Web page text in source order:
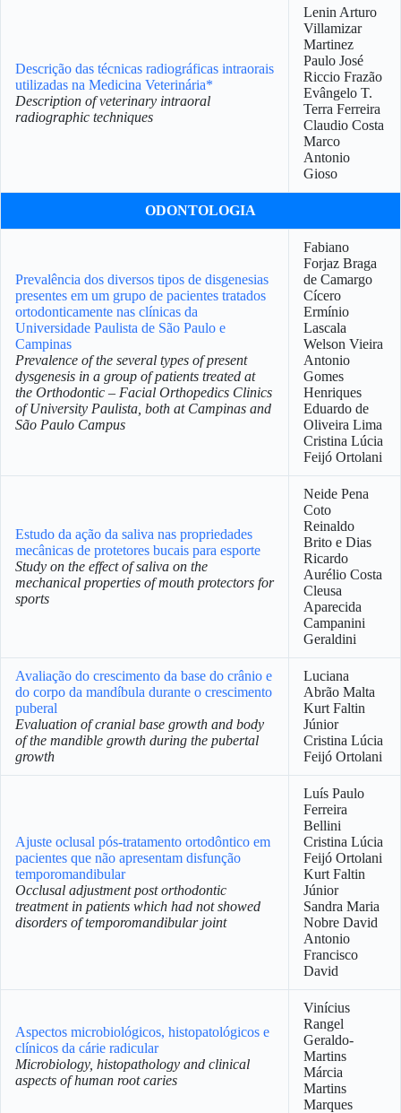
Descrição das técnicas radiográficas intraorais
utilizadas na Medicina Veterinária*
Description of veterinary intraoral
radiographic techniques
Lenin Arturo
Villamizar
Martinez
Paulo José
Riccio Frazão
Evângelo T.
Terra Ferreira
Claudio Costa
Marco
Antonio
Gioso
ODONTOLOGIA
Prevalência dos diversos tipos de disgenesias
presentes em um grupo de pacientes tratados
ortodonticamente nas clínicas da
Universidade Paulista de São Paulo e
Campinas
Prevalence of the several types of present
dysgenesis in a group of patients treated at
the Orthodontic – Facial Orthopedics Clinics
of University Paulista, both at Campinas and
São Paulo Campus
Fabiano
Forjaz Braga
de Camargo
Cícero
Ermínio
Lascala
Welson Vieira
Antonio
Gomes
Henriques
Eduardo de
Oliveira Lima
Cristina Lúcia
Feijó Ortolani
Estudo da ação da saliva nas propriedades
mecânicas de protetores bucais para esporte
Study on the effect of saliva on the
mechanical properties of mouth protectors for
sports
Neide Pena
Coto
Reinaldo
Brito e Dias
Ricardo
Aurélio Costa
Cleusa
Aparecida
Campanini
Geraldini
Avaliação do crescimento da base do crânio e
do corpo da mandíbula durante o crescimento
puberal
Evaluation of cranial base growth and body
of the mandible growth during the pubertal
growth
Luciana
Abrão Malta
Kurt Faltin
Júnior
Cristina Lúcia
Feijó Ortolani
Ajuste oclusal pós-tratamento ortodôntico em
pacientes que não apresentam disfunção
temporomandibular
Occlusal adjustment post orthodontic
treatment in patients which had not showed
disorders of temporomandibular joint
Luís Paulo
Ferreira
Bellini
Cristina Lúcia
Feijó Ortolani
Kurt Faltin
Júnior
Sandra Maria
Nobre David
Antonio
Francisco
David
Aspectos microbiológicos, histopatológicos e
clínicos da cárie radicular
Microbiology, histopathology and clinical
aspects of human root caries
Vinícius
Rangel
Geraldo-
Martins
Márcia
Martins
Marques